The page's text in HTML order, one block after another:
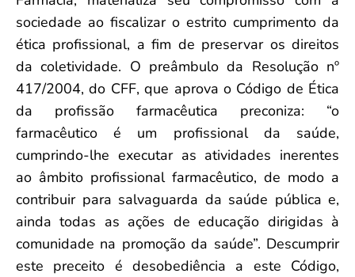
sociedade ao fiscalizar o estrito cumprimento da
ética profissional, a fim de preservar os direitos
da coletividade. O preâmbulo da Resolução nº
417/2004, do CFF, que aprova o Código de Ética
da profissão farmacêutica preconiza: “o
farmacêutico é um profissional da saúde,
cumprindo-lhe executar as atividades inerentes
ao âmbito profissional farmacêutico, de modo a
contribuir para salvaguarda da saúde pública e,
ainda todas as ações de educação dirigidas à
comunidade na promoção da saúde”. Descumprir
este preceito é desobediência a este Código,